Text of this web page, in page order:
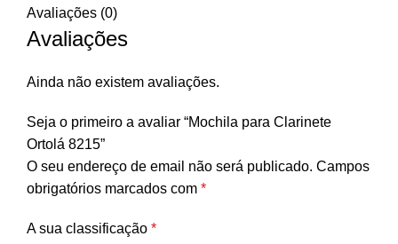
Avaliações (0)
Avaliações
Ainda não existem avaliações.
Seja o primeiro a avaliar “Mochila para Clarinete
Ortolá 8215”
O seu endereço de email não será publicado. Campos
obrigatórios marcados com *
A sua classificação *